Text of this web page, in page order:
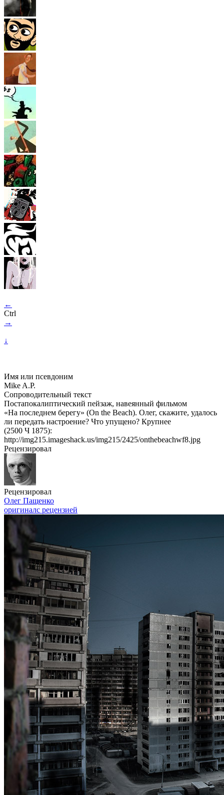
←
Ctrl
→
↓
Имя или псевдоним
Mike A.P.
Сопроводительный текст
Постапокалиптический пейзаж, навеянный фильмом
«На последнем берегу» (On the Beach). Олег, скажите, удалось
ли передать настроение? Что упущено? Крупнее
(2500 Ч 1875):
http://img215.imageshack.us/img215/2425/onthebeachwf8.jpg
Рецензировал
Рецензировал
Олег Пащенко
оригиналс рецензией